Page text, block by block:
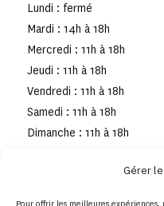
Gérer
Lundi : fermé
Mardi : 14h à 18h
Mercredi : 11h à 18h
Jeudi : 11h à 18h
Vendredi : 11h à 18h
Samedi : 11h à 18h
Dimanche : 11h à 18h